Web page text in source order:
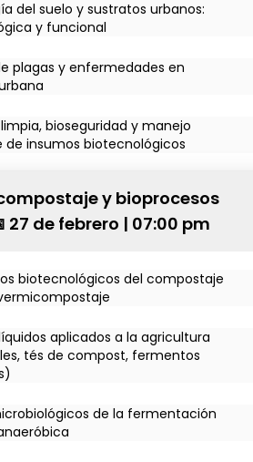
del suelo y sustratos urbanos:
y funcional
plagas y enfermedades en
bioseguridad y manejo
de insumos biotecnológicos
y bioprocesos
27 de febrero | 07:00 pm
biotecnológicos del compostaje
aplicados a la agricultura
tés de compost, fermentos
de la fermentación